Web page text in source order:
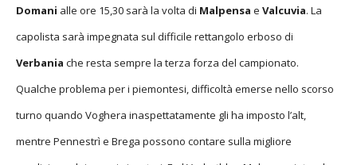
Domani alle ore 15,30 sarà la volta di Malpensa e Valcuvia. La
capolista sarà impegnata sul difficile rettangolo erboso di
Verbania che resta sempre la terza forza del campionato.
Qualche problema per i piemontesi, difficoltà emerse nello scorso
turno quando Voghera inaspettatamente gli ha imposto l’alt,
mentre Pennestrì e Brega possono contare sulla migliore